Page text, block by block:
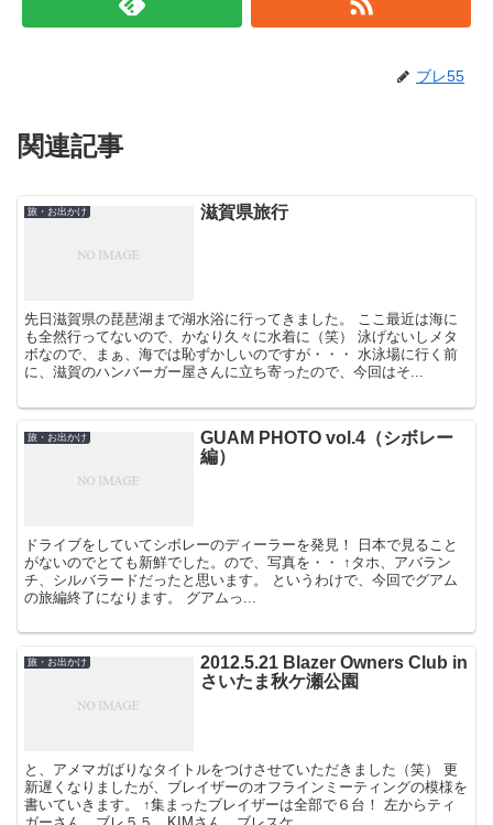
ブレ55
関連記事
旅・お出かけ 滋賀県旅行
先日滋賀県の琵琶湖まで湖水浴に行ってきました。 ここ最近は海に
も全然行ってないので、かなり久々に水着に（笑） 泳げないしメタ
ボなので、まぁ、海では恥ずかしいのですが・・・ 水泳場に行く前
に、滋賀のハンバーガー屋さんに立ち寄ったので、今回はそ...
旅・お出かけ
GUAM PHOTO vol.4（シボレー
編）
ドライブをしていてシボレーのディーラーを発見！ 日本で見ること
がないのでとても新鮮でした。ので、写真を・・ ↑タホ、アバラン
チ、シルバラードだったと思います。 というわけで、今回でグアム
の旅編終了になります。 グアムっ...
旅・お出かけ
2012.5.21 Blazer Owners Club in
さいたま秋ケ瀬公園
と、アメマガばりなタイトルをつけさせていただきました（笑） 更
新遅くなりましたが、ブレイザーのオフラインミーティングの模様を
書いていきます。 ↑集まったブレイザーは全部で６台！ 左からティ